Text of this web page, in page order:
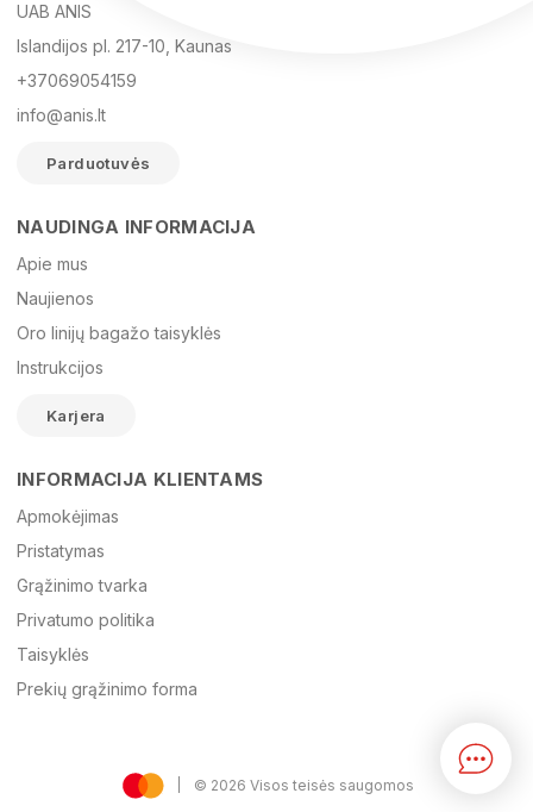
El. paštas
Žinutė
UAB ANIS
Islandijos pl. 217-10, Kaunas
+37069054159
info@anis.lt
Parduotuvės
NAUDINGA INFORMACIJA
Apie mus
Naujienos
Oro linijų bagažo taisyklės
Instrukcijos
Karjera
INFORMACIJA KLIENTAMS
Apmokėjimas
Pristatymas
Grąžinimo tvarka
Privatumo politika
Taisyklės
Prekių grąžinimo forma
© 2026 Visos teisės saugomos